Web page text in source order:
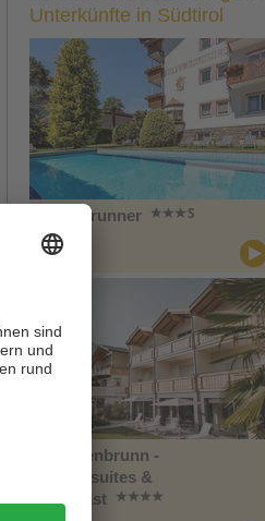
Unterkünfte in Südtirol
Hotel Brunner
CIN +
Meran
Im Tiefenbrunn -
Gardensuites &
Breakfast